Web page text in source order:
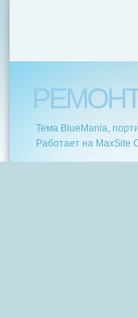
Тема BlueMania,
Работает на MaxSite